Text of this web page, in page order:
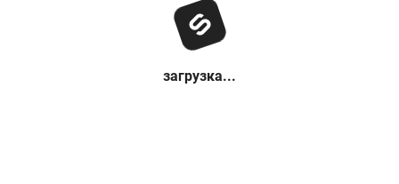
загрузка...